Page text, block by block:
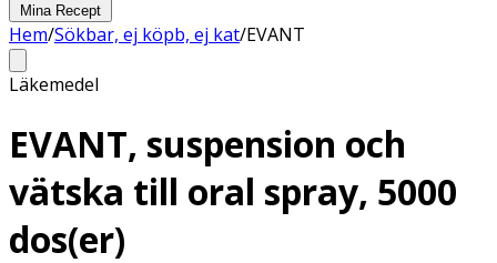
Mina Recept
Hem/Sökbar, ej köpb, ej kat/EVANT
Läkemedel
EVANT, suspension och
vätska till oral spray, 5000
dos(er)